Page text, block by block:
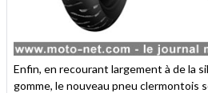
Enfin, en recourant largement à de la
gomme, le nouveau pneu clermontois